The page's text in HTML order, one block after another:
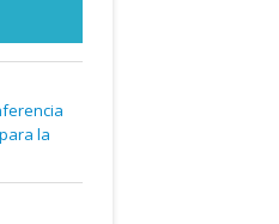
la